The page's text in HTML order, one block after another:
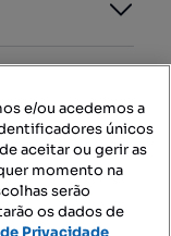
e/ou acedemos a
únicos
aceitar ou gerir as
momento na
serão
os dados de
Privacidade